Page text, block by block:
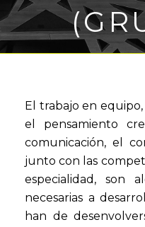
El trabajo en
el pensamiento
comunicación, el
junto con las
especialidad, son
necesarias a
han de